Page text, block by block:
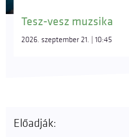
Tesz-vesz muzsika
2026. szeptember 21. | 10:45
Előadják: